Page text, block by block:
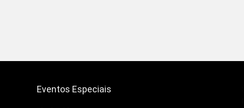
Eventos Especiais